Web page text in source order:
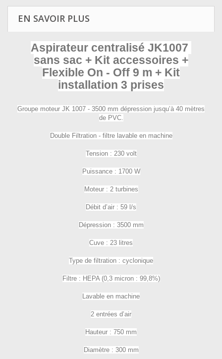
EN SAVOIR PLUS
Aspirateur centralisé JK1007
sans sac + Kit accessoires +
Flexible On - Off 9 m + Kit
installation 3 prises
Groupe moteur JK 1007 - 3500 mm dépression jusqu’à 40 mètres
de PVC.
Double Filtration - filtre lavable en machine
Tension : 230 volt
Puissance : 1700 W
Moteur : 2 turbines
Débit d’air : 59 l/s
Dépression : 3500 mm
Cuve : 23 litres
Type de filtration : cyclonique
Filtre : HEPA (0,3 micron : 99,8%)
Lavable en machine
2 entrées d’air
Hauteur : 750 mm
Diamètre : 300 mm